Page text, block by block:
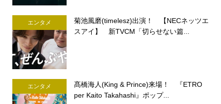
エンタメ
菊池風磨(timelesz)出演！ 【NECネッツエ
スアイ】 新TVCM「切らせない篇...
エンタメ
髙橋海人(King & Prince)来場！ 『ETRO
per Kaito Takahashi』ポップ...